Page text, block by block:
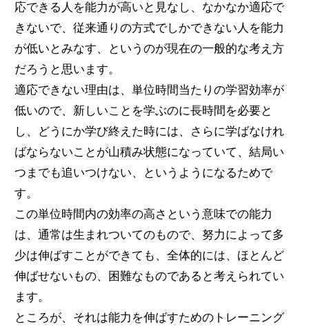
応できる人を能力が高いと見なし、なかなか適応で
きないで、従来通りの方式でしかできない人を能力
が低いとみなす、というのが現在の一般的な考え方
だろうと思います。
適応できない理由は、単位時間当たりの学習効率が
低いので、新しいことを学ぶのに長時間を必要と
し、どうにか学び終えた時には、さらに学ばなけれ
ばならないことが山積み状態になっていて、結局い
つまでも追いつけない、というようになるためで
す。
この単位時間内の効率の高さという意味での能力
は、通常は生まれついてのもので、努力によって多
少は伸ばすことができても、全体的には、ほとんど
伸ばせないもの、困難なものであると考えられてい
ます。
ところが、それは能力を伸ばすためのトレーニング